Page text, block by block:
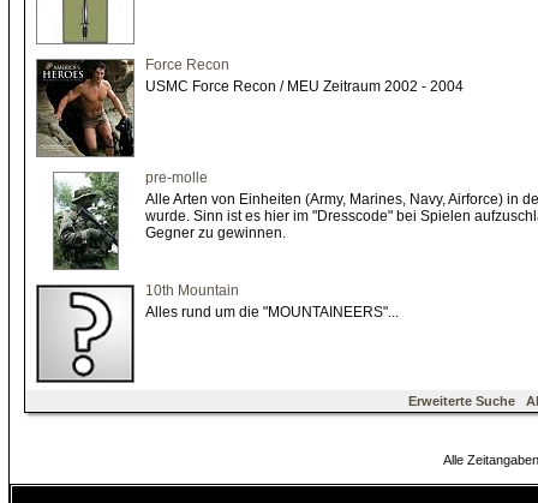
Force Recon
USMC Force Recon / MEU Zeitraum 2002 - 2004
pre-molle
Alle Arten von Einheiten (Army, Marines, Navy, Airforce) in
wurde. Sinn ist es hier im "Dresscode" bei Spielen
Gegner zu gewinnen.
10th Mountain
Alles rund um die "MOUNTAINEERS"...
Erweiterte Suche
Alle